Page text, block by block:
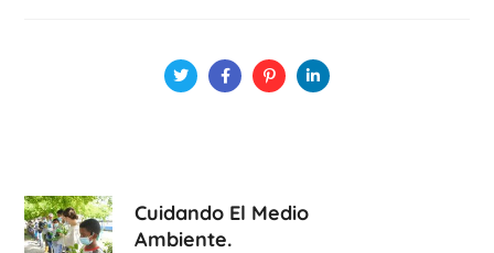
Cuidando El Medio
Ambiente.